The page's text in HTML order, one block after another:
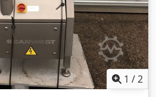
1 /2